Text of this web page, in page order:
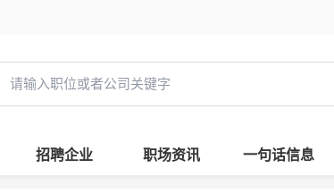
招聘企业 职场资讯 一句话信息